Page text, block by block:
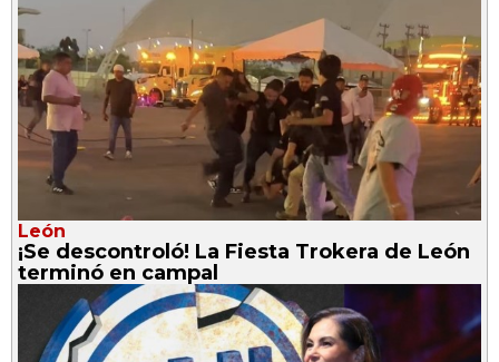
León
¡Se descontroló! La Fiesta Trokera de León
terminó en campal